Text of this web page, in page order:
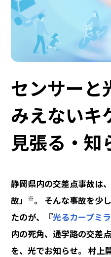
センサーと
みえないキ
見張る・知
静岡県内の交差点事故は
故」
※。 そんな事故を少
たのが、『光るカーブミ
内の死角、通学路の交差
を、光でお知らせ。 村上